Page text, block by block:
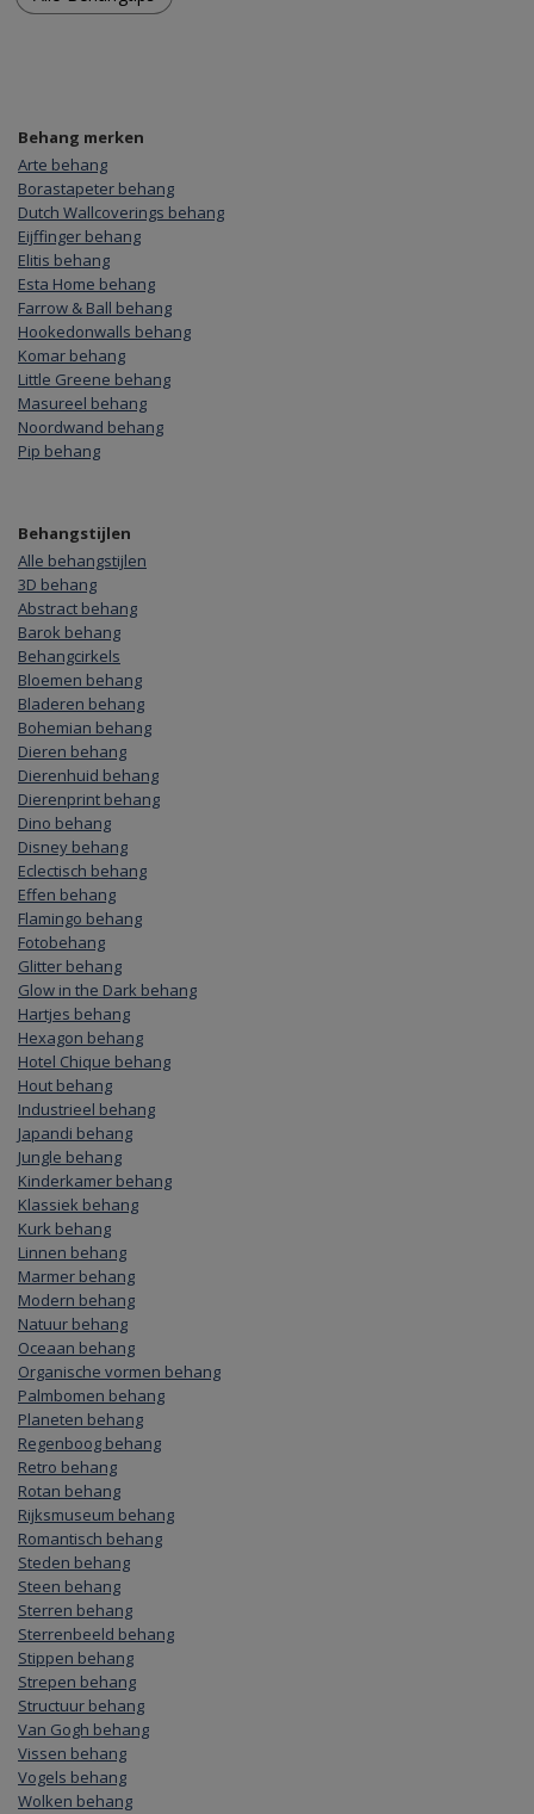
Behang merken
Arte behang
Borastapeter behang
Dutch Wallcoverings behang
Eijffinger behang
Elitis behang
Esta Home behang
Farrow & Ball behang
Hookedonwalls behang
Komar behang
Little Greene behang
Masureel behang
Noordwand behang
Pip behang
Behangstijlen
Alle behangstijlen
3D behang
Abstract behang
Barok behang
Behangcirkels
Bloemen behang
Bladeren behang
Bohemian behang
Dieren behang
Dierenhuid behang
Dierenprint behang
Dino behang
Disney behang
Eclectisch behang
Effen behang
Flamingo behang
Fotobehang
Glitter behang
Glow in the Dark behang
Hartjes behang
Hexagon behang
Hotel Chique behang
Hout behang
Industrieel behang
Japandi behang
Jungle behang
Kinderkamer behang
Klassiek behang
Kurk behang
Linnen behang
Marmer behang
Modern behang
Natuur behang
Oceaan behang
Organische vormen behang
Palmbomen behang
Planeten behang
Regenboog behang
Retro behang
Rotan behang
Rijksmuseum behang
Romantisch behang
Steden behang
Steen behang
Sterren behang
Sterrenbeeld behang
Stippen behang
Strepen behang
Structuur behang
Van Gogh behang
Vissen behang
Vogels behang
Wolken behang